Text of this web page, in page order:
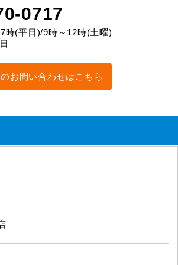
0717
時(平日)/9時～12時(土曜)
お問い合わせはこちら